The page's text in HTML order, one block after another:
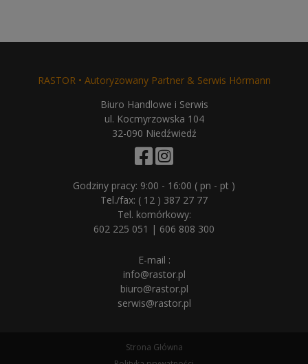
RASTOR • Autoryzowany Partner & Serwis Hörmann
Biuro Handlowe i Serwis
ul. Kocmyrzowska 104
32-090 Niedźwiedź
Godziny pracy: 9:00 - 16:00 ( pn - pt )
Tel./fax: ( 12 ) 387 27 77
Tel. komórkowy:
602 225 051 | 606 808 300
E-mail :
info@rastor.pl
biuro@rastor.pl
serwis@rastor.pl
Strona Główna